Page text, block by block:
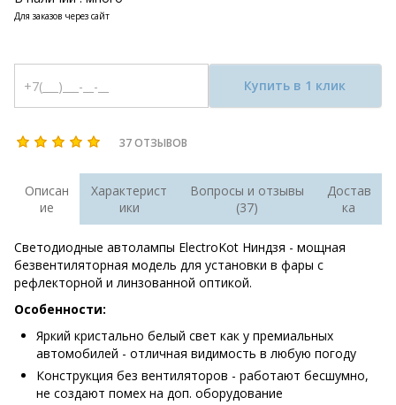
Для заказов через сайт
Купить в 1 клик
37 ОТЗЫВОВ
Описан
ие
Характерист
ики
Вопросы и отзывы
(37)
Достав
ка
Светодиодные автолампы ElectroKot Ниндзя - мощная
безвентиляторная модель для установки в фары с
рефлекторной и линзованной оптикой.
Особенности:
Яркий кристально белый свет как у премиальных
автомобилей - отличная видимость в любую погоду
Конструкция без вентиляторов - работают бесшумно,
не создают помех на доп. оборудование